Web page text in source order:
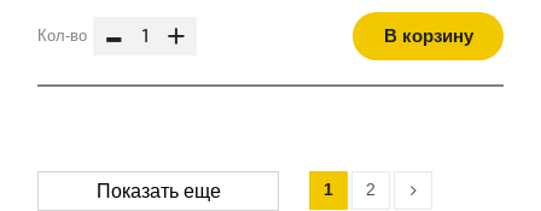
Кол-во - + В корзину
Показать еще 1 2